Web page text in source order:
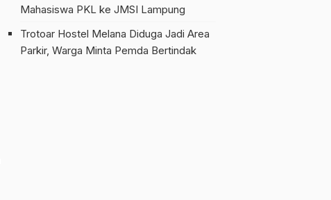
Mahasiswa PKL ke JMSI Lampung
Trotoar Hostel Melana Diduga Jadi Area
Parkir, Warga Minta Pemda Bertindak